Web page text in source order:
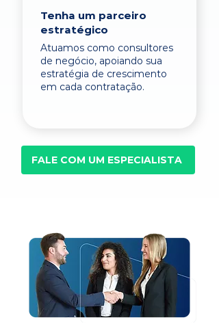
Tenha um parceiro
estratégico
Atuamos como consultores
de negócio, apoiando sua
estratégia de crescimento
em cada contratação.
FALE COM UM ESPECIALISTA